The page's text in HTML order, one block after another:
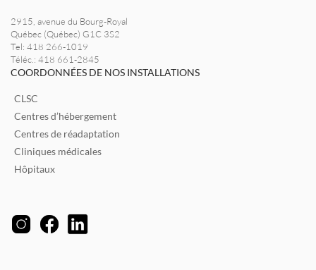
2915, avenue du Bourg-Royal
Québec (Québec) G1C 3S2
Tel: 418 266-1019
Téléc.: 418 661-2845
COORDONNÉES DE NOS INSTALLATIONS
CLSC
Centres d’hébergement
Centres de réadaptation
Cliniques médicales
Hôpitaux